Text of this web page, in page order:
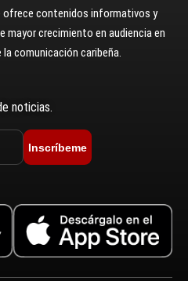
contenidos informativos y
mayor crecimiento en audiencia en
comunicación caribeña.
noticias.
Inscríbeme